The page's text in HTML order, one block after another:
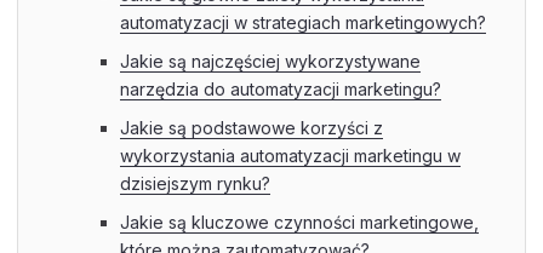
automatyzacji w strategiach marketingowych?
Jakie są najczęściej wykorzystywane
narzędzia do automatyzacji marketingu?
Jakie są podstawowe korzyści z
wykorzystania automatyzacji marketingu w
dzisiejszym rynku?
Jakie są kluczowe czynności marketingowe,